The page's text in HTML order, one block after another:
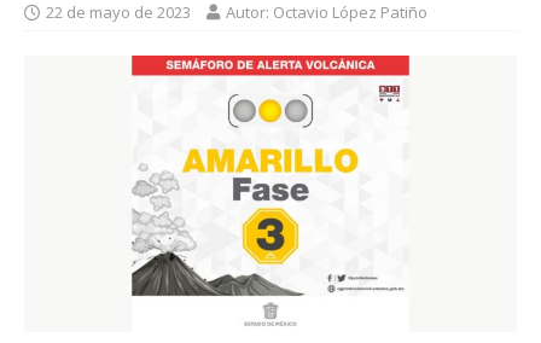
22 de mayo de 2023 Autor: Octavio López Patiño